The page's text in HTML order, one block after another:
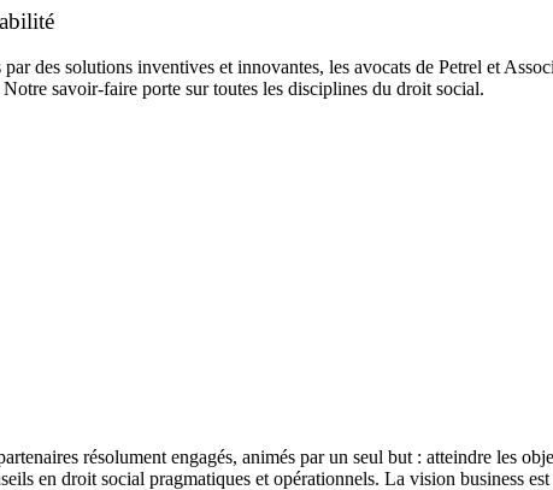
des solutions inventives et innovantes, les avocats de Petrel et
savoir-faire porte sur toutes les disciplines du droit social.
résolument engagés, animés par un seul but : atteindre les
en droit social pragmatiques et opérationnels. La vision business